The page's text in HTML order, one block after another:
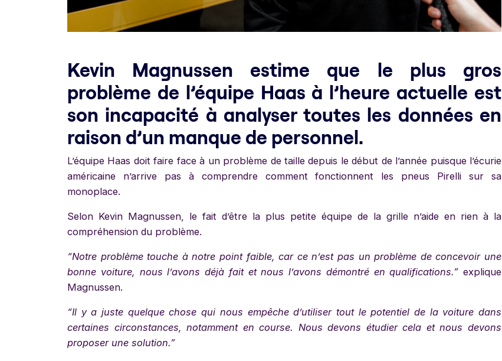
Kevin Magnussen estime que le plus gros
problème de l’équipe Haas à l’heure actuelle est
son incapacité à analyser toutes les données en
raison d’un manque de personnel.
L’équipe Haas doit faire face à un problème de taille depuis le début de l’année puisque l’écurie
américaine n’arrive pas à comprendre comment fonctionnent les pneus Pirelli sur sa
monoplace.
Selon Kevin Magnussen, le fait d’être la plus petite équipe de la grille n’aide en rien à la
compréhension du problème.
“Notre problème touche à notre point faible, car ce n’est pas un problème de concevoir une
bonne voiture, nous l’avons déjà fait et nous l’avons démontré en qualifications.” explique
Magnussen.
“Il y a juste quelque chose qui nous empêche d’utiliser tout le potentiel de la voiture dans
certaines circonstances, notamment en course. Nous devons étudier cela et nous devons
proposer une solution.”